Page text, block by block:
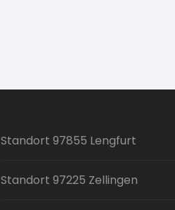
Standort 97855 Lengfurt
Standort 97225 Zellingen